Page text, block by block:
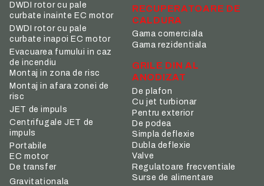
DWDI rotor cu pale
curbate inainte EC motor
DWDI rotor cu pale
curbate inapoi EC motor
Evacuarea fumului in caz
de incendiu
Montaj in zona de risc
Montaj in afara zonei de
risc
JET de impuls
Centrifugale JET de
impuls
Portabile
EC motor
RECUPERATOARE DE
CALDURA
Gama comerciala
Gama rezidentiala
GRILE DIN AL
ANODIZAT
De plafon
Cu jet turbionar
Pentru exterior
De podea
Simpla deflexie
Dubla deflexie
Valve
De transfer
Gravitationala
Regulatoare frecventiale
Surse de alimentare